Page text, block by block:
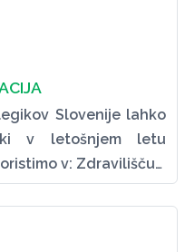
Slovenije lahko
v letošnjem letu
v: Zdravilišču…